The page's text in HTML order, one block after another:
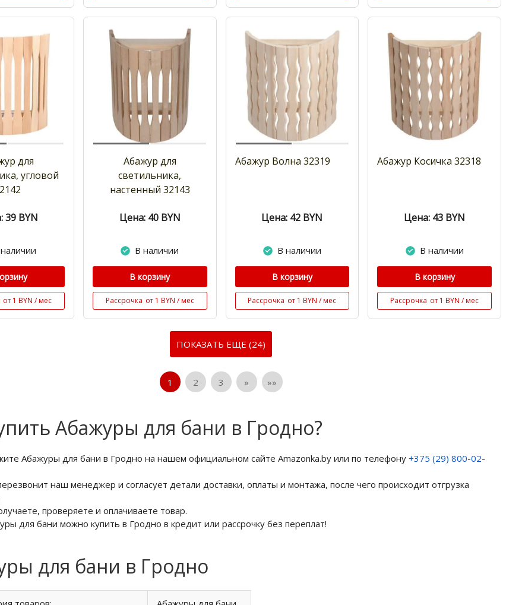
для
угловой
39 BYN
от 1 BYN / мес
Абажур для
светильника,
настенный 32143
Цена: 40 BYN
В наличии
В корзину
Рассрочка от 1 BYN / мес
Абажур Волна 32319
Цена: 42 BYN
В наличии
В корзину
Рассрочка от 1 BYN / мес
Абажур Косичка 32318
Цена: 43 BYN
В наличии
В корзину
Рассрочка от 1 BYN / мес
ПОКАЗАТЬ ЕЩЕ (24)
1 2 3 » »»
Абажуры для бани в Гродно?
Абажуры для бани в Гродно на нашем официальном сайте Amazonka.by или по телефону +375 (29) 800-02-
наш менеджер и согласует детали доставки, оплаты и монтажа, после чего происходит отгрузка
проверяете и оплачиваете товар.
для бани можно купить в Гродно в кредит или рассрочку без переплат!
для бани в Гродно